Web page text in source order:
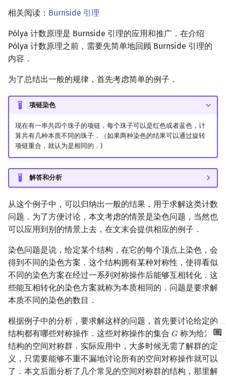
Sublime Text
CP Editor
Git Tim 排序
排序相关 STL
概率 DP
DP 套 DP
DP 优化
其它 DP 方法
后缀平衡树
广义后缀自动机
后缀树
Manacher
回文树
序列自动机
最小表示法
Lyndon 分解
Main–Lorentz 算法
升幂引理
阶乘取模
卢卡斯定理
同余方程
二次剩余
阶 & 原根
离散对数
高次剩余 & 单位根
数论分块
狄利克雷卷积
莫比乌斯反演
杜教筛
Powerful Number 筛
Min_25 筛
Lagrange 反演
形式幂级数复合|复合逆
普通生成函数
指数生成函数
图论计数
参考文献与注释
线段树
划分树
二叉搜索树 & 平衡树
跳表
可持久化数据结构
树套树
K-D Tree
动态树
析合树
PQ 树
手指树
霍夫曼树
树上随机游走
连通性相关
环计数问题
最小环
2-SAT
欧拉图
哈密顿图
二分图
平面图
弦图
图的着色
网络流
图的匹配
Prüfer 序列
矩阵树定理
反演变换
计算几何杂项
在一台机器上规划任务
主元素问题
Garsia–Wachs 算法
15-puzzle
Kahan 求和
珂朵莉树/颜色段均摊
空间优化简介
相关阅读： Burnside 引理
Pólya 计数原理是 Burnside 引理的应用和推广．在介绍
Pólya 计数原理之前，需要先简单地回顾 Burnside 引理的
内容．
为了总结出一般的规律，首先考虑简单的例子．
项链染色
现在有一串共四个珠子的项链，每个珠子可以是红色或者蓝色，计
算共有几种本质不同的珠子．（如果两种染色的结果可以通过旋转
项链重合，就认为是相同的．)
解答和分析
从这个例子中，可以归纳出一般的结果，用于求解这类计数
问题．为了方便讨论，本文考虑的情景是染色问题，当然也
可以应用到别的情景上去，在文末会提供相应的例子．
染色问题是说，给定某个结构，在它的每个顶点上染色，会
得到不同的染色方案．这个结构拥有某种对称性，使得看似
不同的染色方案在经过一系列对称操作后能够互相转化．这
些能互相转化的染色方案就称为本质相同的．问题是要求解
本质不同的染色的数目．
根据例子中的分析，要求解这样的问题，首先要讨论给定的
结构都有哪些对称操作．这些对称操作的集合 𝐺
G 称为给定
结构的空间对称群．实际应用中，大多时候无需了解群的定
义，只需要能够不重不漏地讨论所有的空间对称操作就可以
了．本文后面分析了几个常见的空间对称群的结构，那里解